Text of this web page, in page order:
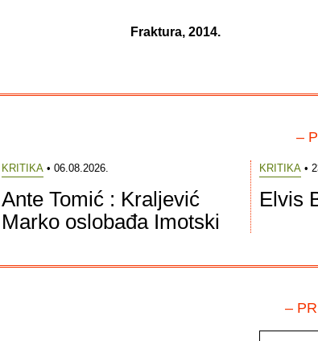
Fraktura, 2014.
–
KRITIKA• 06.08.2026.
Ante Tomić : Kraljević
Marko oslobađa Imotski
KRITIKA•
Elvis
–